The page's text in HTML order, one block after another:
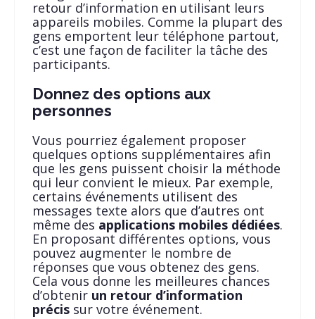
retour d’information en utilisant leurs
appareils mobiles. Comme la plupart des
gens emportent leur téléphone partout,
c’est une façon de faciliter la tâche des
participants.
Donnez des options aux
personnes
Vous pourriez également proposer
quelques options supplémentaires afin
que les gens puissent choisir la méthode
qui leur convient le mieux. Par exemple,
certains événements utilisent des
messages texte alors que d’autres ont
même des applications mobiles dédiées.
En proposant différentes options, vous
pouvez augmenter le nombre de
réponses que vous obtenez des gens.
Cela vous donne les meilleures chances
d’obtenir un retour d’information
précissur votre événement.